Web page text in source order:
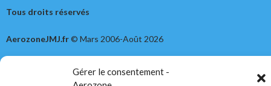
Gérer le consentement -
Tous droits réservés
AerozoneJMJ.fr© Mars 2006-Août 2026